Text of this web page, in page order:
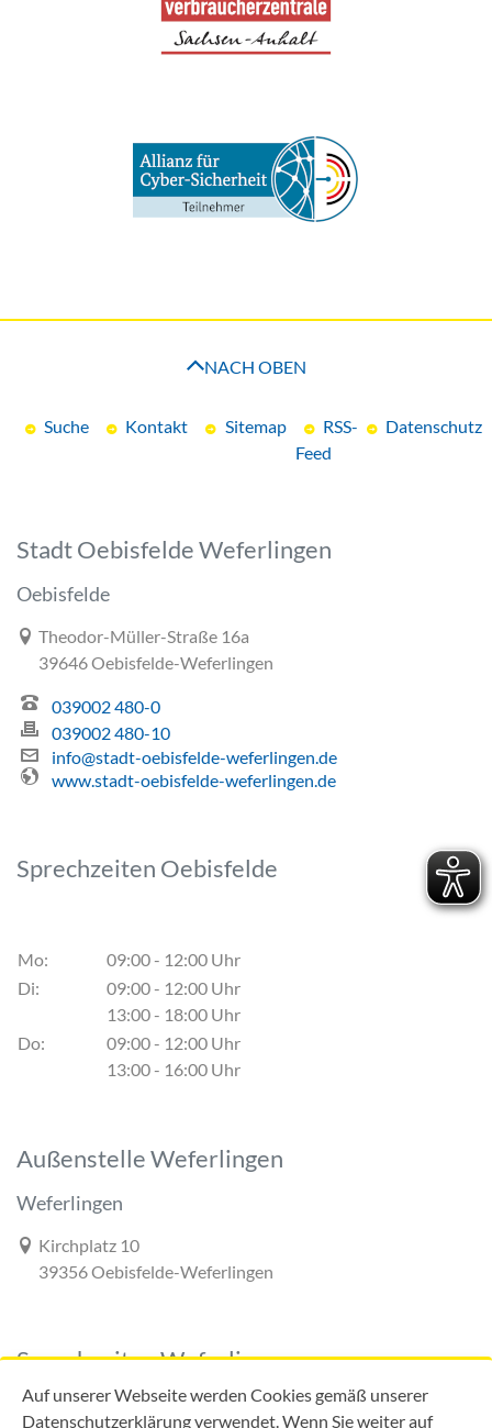
Auf unserer Webseite werden Cookies gemäß unserer
Datenschutzerklärung verwendet. Wenn Sie weiter auf
Suche Kontakt Sitemap
RSS-
Feed
Datenschutz
NACH OBEN
Stadt Oebisfelde Weferlingen
Oebisfelde
Link zur Google-Maps Navigation
Theodor-Müller-Straße 16a
39646 Oebisfelde-Weferlingen
039002 480-0
039002 480-10
info@stadt-oebisfelde-weferlingen.de
www.stadt-oebisfelde-weferlingen.de
Sprechzeiten Oebisfelde
Mo:
09:00 - 12:00 Uhr
Di:
09:00 - 12:00 Uhr
13:00 - 18:00 Uhr
Do:
09:00 - 12:00 Uhr
13:00 - 16:00 Uhr
Außenstelle Weferlingen
Weferlingen
Link zur Google-Maps Navigation
Kirchplatz 10
39356 Oebisfelde-Weferlingen
Sprechzeiten Weferlingen